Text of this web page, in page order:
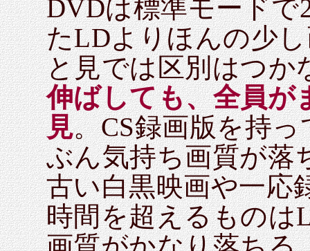
DVDは標準モード
たLDよりほんの少
と見では区別はつか
伸ばしても、全員が
見。CS録画版を持
ぶん気持ち画質が落
古い白黒映画や一応
時間を超えるものは